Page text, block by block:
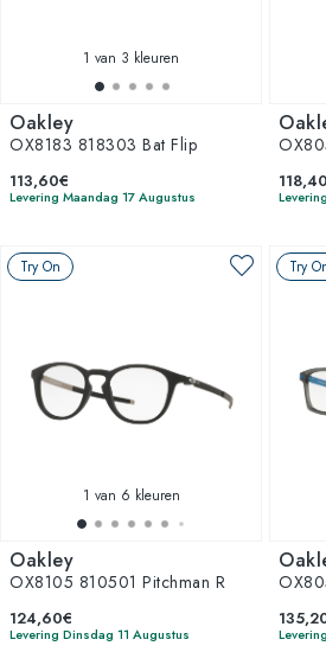
1 van 3 kleuren
Oakley
OX8183 818303 Bat Flip
113,60€
Levering Maandag 17 Augustus
Try On
1 van 6 kleuren
Oakley
OX8105 810501 Pitchman R
124,60€
Levering Dinsdag 11 Augustus
Try